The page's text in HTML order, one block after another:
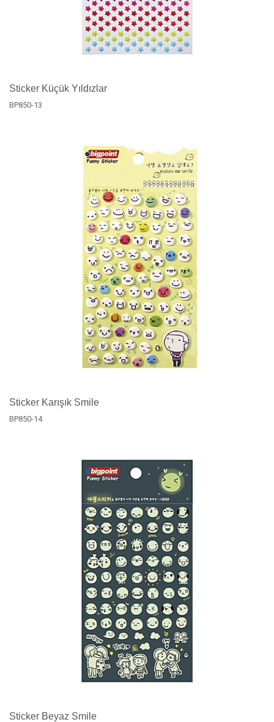
Sticker Küçük Yıldızlar
BP850-13
Sticker Karışık Smile
BP850-14
Sticker Beyaz Smile